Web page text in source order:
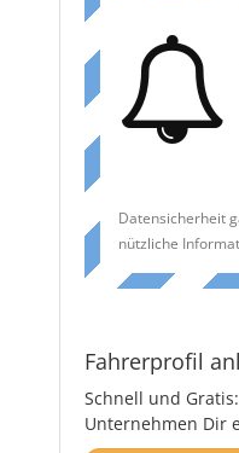
Datensicherheit
nützliche
Fahrerprofil
Schnell und
Unternehmen Dir